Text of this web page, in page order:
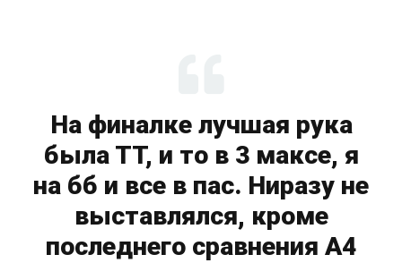
На финалке лучшая рука
была ТТ, и то в 3 максе, я
на бб и все в пас. Ниразу не
выставлялся, кроме
последнего сравнения A4